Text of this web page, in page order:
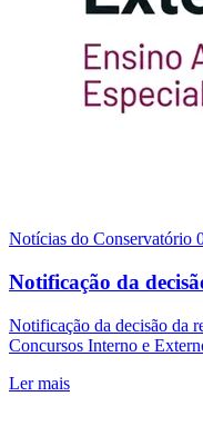
Notícias do Conservatório
Notificação da
Notificação da decisão da
Concursos Interno e
Ler mais